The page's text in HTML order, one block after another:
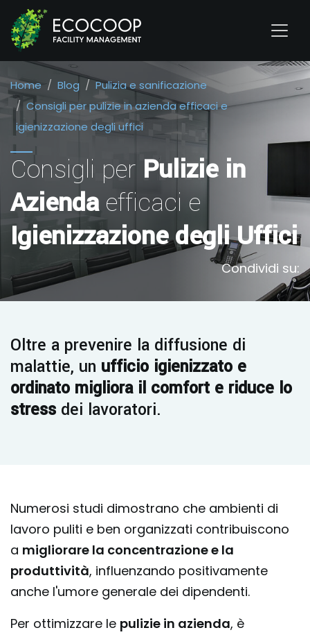
Home Blog
Pulizia e sanificazione
Consigli per pulizie in azienda efficaci e
igienizzazione degli uffici
Consigli per Pulizie in
Aziendaefficaci e
Igienizzazione degli Uffici
Condividi su:
Oltre a prevenire la diffusione di
malattie, un ufficio igienizzato e
ordinato migliora il comfort e riduce lo
stress dei lavoratori.
Numerosi studi dimostrano che ambienti di
lavoro puliti e ben organizzati contribuiscono
a migliorare la concentrazione e la
produttività, influenzando positivamente
anche l'umore generale dei dipendenti.
Per ottimizzare le pulizie in azienda, è